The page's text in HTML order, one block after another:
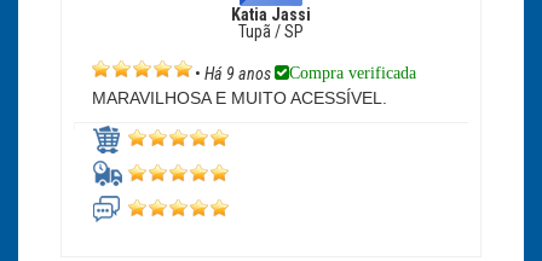
Katia Jassi
Tupã / SP
• Há 9 anos Compra verificada
MARAVILHOSA E MUITO ACESSÍVEL.